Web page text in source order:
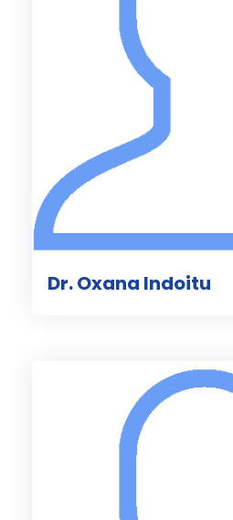
Dr. Oxana Indoitu